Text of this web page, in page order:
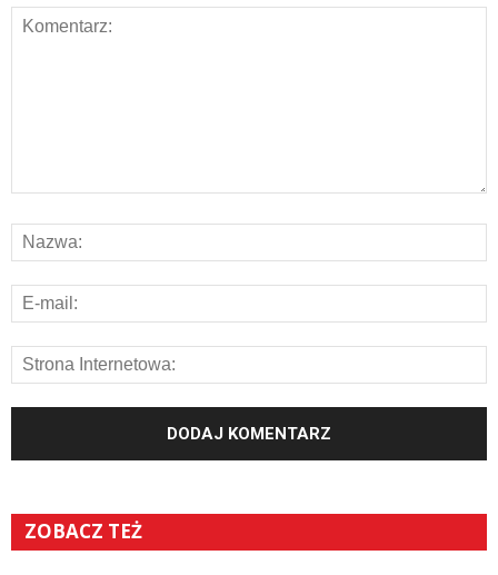
ZOBACZ TEŻ